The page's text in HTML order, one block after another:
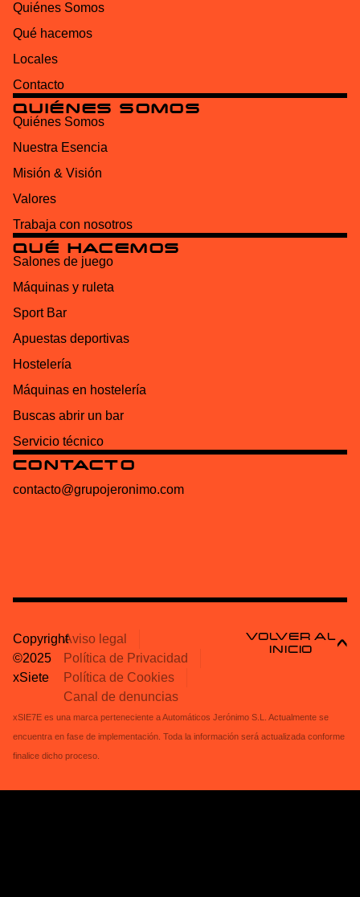
Quiénes Somos
Qué hacemos
Locales
Contacto
QUIÉNES SOMOS
Quiénes Somos
Nuestra Esencia
Misión & Visión
Valores
Trabaja con nosotros
QUÉ HACEMOS
Salones de juego
Máquinas y ruleta
Sport Bar
Apuestas deportivas
Hostelería
Máquinas en hostelería
Buscas abrir un bar
Servicio técnico
CONTACTO
contacto@grupojeronimo.com
Copyright
©2025
xSiete
Aviso legal
Política de Privacidad
Política de Cookies
Canal de denuncias
VOLVER AL
INICIO
xSIE7E es una marca perteneciente a Automáticos Jerónimo S.L. Actualmente se
encuentra en fase de implementación. Toda la información será actualizada conforme
finalice dicho proceso.